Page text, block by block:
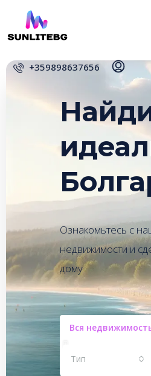
+359898637656
Ознакомьтесь с
недвижимости и
дому
Вся
Тип